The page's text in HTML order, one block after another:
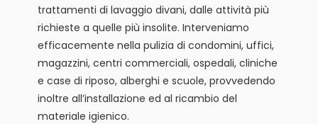
trattamenti di lavaggio divani, dalle attività più
richieste a quelle più insolite. Interveniamo
efficacemente nella pulizia di condomini, uffici,
magazzini, centri commerciali, ospedali, cliniche
e case di riposo, alberghi e scuole, provvedendo
inoltre all’installazione ed al ricambio del
materiale igienico.